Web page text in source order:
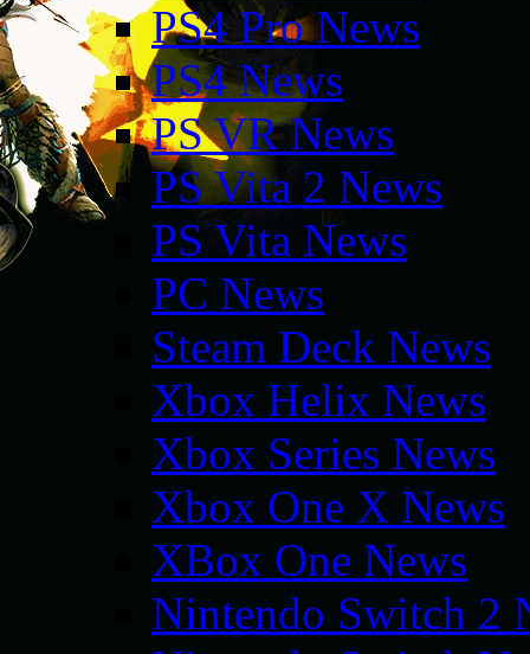
PS4 Pro News
PS4 News
PS VR News
PS Vita 2 News
PS Vita News
PC News
Steam Deck News
Xbox Helix News
Xbox Series News
Xbox One X News
XBox One News
Nintendo Switch 2